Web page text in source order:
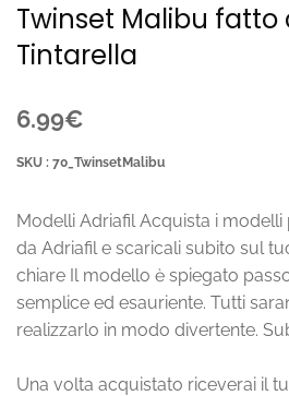
Twinset Malibu fatto
Tintarella
6.99€
SKU : 70_TwinsetMalibu
Modelli Adriafil Acquista i modelli
da Adriafil e scaricali subito sul
chiare Il modello è spiegato
semplice ed esauriente. Tutti
realizzarlo in modo divertente.
Una volta acquistato riceverai il